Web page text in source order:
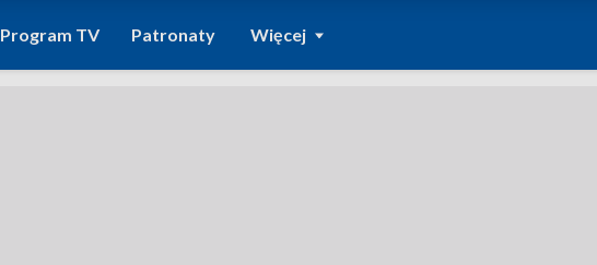
Program TV Patronaty Więcej